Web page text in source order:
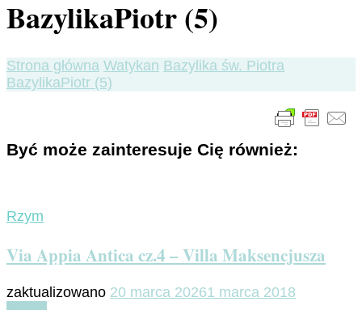
BazylikaPiotr (5)
Strona główna Watykan Bazylika św. Piotra
BazylikaPiotr (5)
Być może zainteresuje Cię również:
Rzym
Via Appia Antica cz.4 – Villa Maksencjusza
zaktualizowano 20 marca 20261 marca 2018